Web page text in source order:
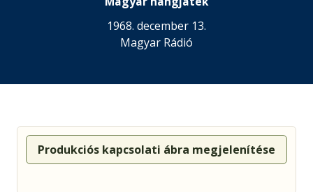
1968. december 13.
Magyar Rádió
Produkciós kapcsolati ábra megjelenítése